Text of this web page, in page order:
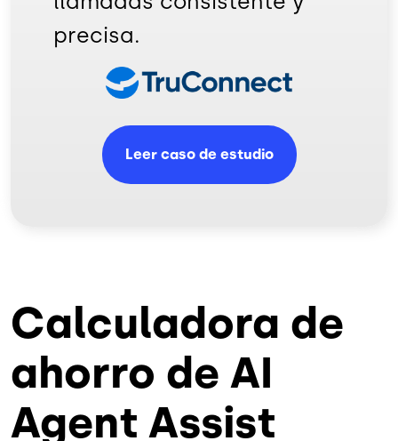
precisa.
Imagen
Leer caso de estudio
Calculadora de
ahorro de AI
Agent Assist